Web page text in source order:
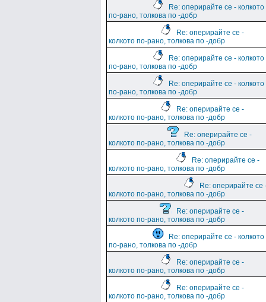
Re: оперирайте се - колкото
по-рано, толкова по -добр
Re: оперирайте се -
колкото по-рано, толкова по -добр
Re: оперирайте се - колкото
по-рано, толкова по -добр
Re: оперирайте се - колкото
по-рано, толкова по -добр
Re: оперирайте се -
колкото по-рано, толкова по -добр
Re: оперирайте се -
колкото по-рано, толкова по -добр
Re: оперирайте се -
колкото по-рано, толкова по -добр
Re: оперирайте се
колкото по-рано, толкова по -добр
Re: оперирайте се -
колкото по-рано, толкова по -добр
Re: оперирайте се - колкото
по-рано, толкова по -добр
Re: оперирайте се -
колкото по-рано, толкова по -добр
Re: оперирайте се -
колкото по-рано, толкова по -добр